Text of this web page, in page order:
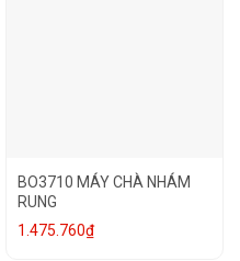
BO3710 MÁY CHÀ NHÁM
RUNG
1.475.760₫